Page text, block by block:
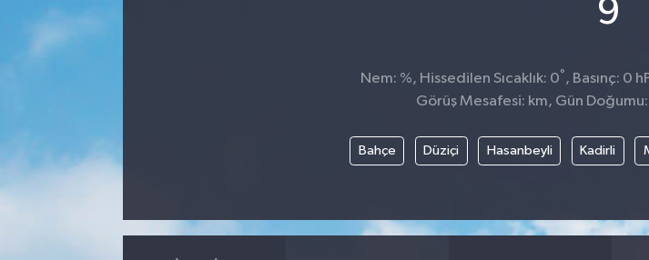
9
Nem: %, Hissedilen Sıcaklık: 0° , Basınç: 0
Görüş Mesafesi: km, Gün
Bahçe Düziçi Hasanbeyli Kadirli